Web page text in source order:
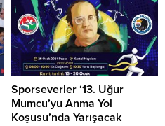
Sporseverler ‘13. Uğur
Mumcu’yu Anma Yol
Koşusu’nda Yarışacak